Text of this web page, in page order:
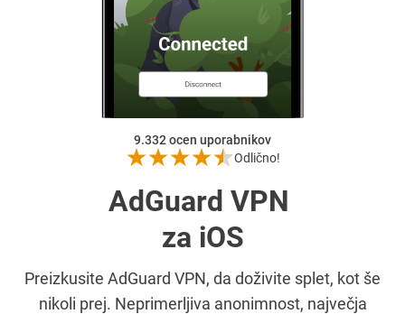
9.332ocen uporabnikov
Odlično!
AdGuard VPN
za iOS
Preizkusite AdGuard VPN, da doživite splet, kot še
nikoli prej. Neprimerljiva anonimnost, največja